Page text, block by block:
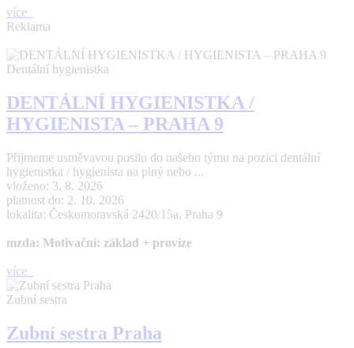
více
Reklama
Dentální hygienistka
DENTÁLNÍ HYGIENISTKA /
HYGIENISTA – PRAHA 9
Přijmeme usměvavou posilu do našeho týmu na pozici dentální
hygienistka / hygienista na plný nebo ...
vloženo: 3. 8. 2026
platnost do: 2. 10. 2026
lokalita: Českomoravská 2420/15a, Praha 9
mzda: Motivační: základ + provize
více
Zubní sestra
Zubní sestra Praha